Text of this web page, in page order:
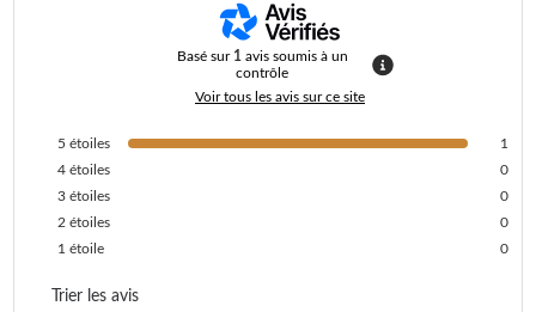
Basé sur 1 avis soumis à un
contrôle
Voir tous les avis sur ce site
5 étoiles
1
4 étoiles
0
3 étoiles
0
2 étoiles
0
1 étoile 0
Trier les avis